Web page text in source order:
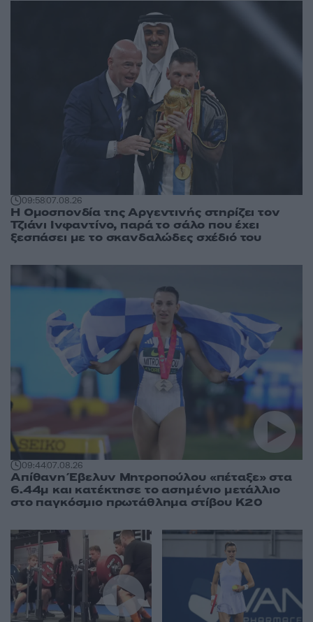
09:5807.08.26
Η Ομοσπονδία της Αργεντινής στηρίζει τον
Τζιάνι Ινφαντίνο, παρά το σάλο που έχει
ξεσπάσει με το σκανδαλώδες σχέδιό του
09:4407.08.26
Απίθανη Έβελυν Μητροπούλου «πέταξε» στα
6.44μ και κατέκτησε το ασημένιο μετάλλιο
στο παγκόσμιο πρωτάθλημα στίβου Κ20